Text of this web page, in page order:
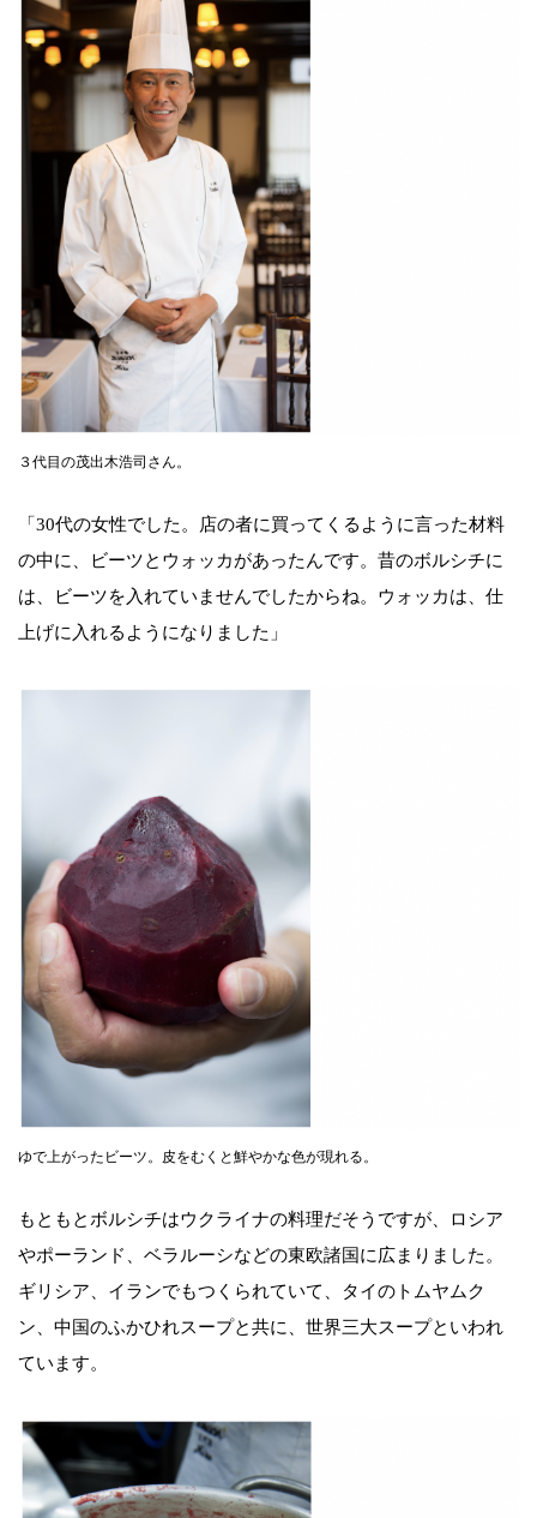
３代目の茂出木浩司さん。
「30代の女性でした。店の者に買ってくるように言った材料
の中に、ビーツとウォッカがあったんです。昔のボルシチに
は、ビーツを入れていませんでしたからね。ウォッカは、仕
上げに入れるようになりました」
ゆで上がったビーツ。皮をむくと鮮やかな色が現れる。
もともとボルシチはウクライナの料理だそうですが、ロシア
やポーランド、ベラルーシなどの東欧諸国に広まりました。
ギリシア、イランでもつくられていて、タイのトムヤムク
ン、中国のふかひれスープと共に、世界三大スープといわれ
ています。